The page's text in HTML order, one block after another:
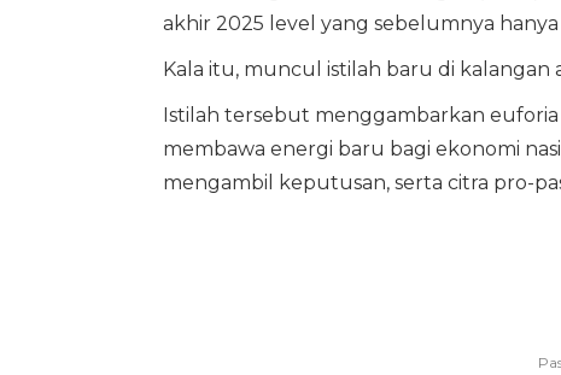
akhir 2025 level yang sebelumnya
Kala itu, muncul istilah baru di kalangan
Istilah tersebut menggambarkan
membawa energi baru bagi ekonomi
mengambil keputusan, serta citra pro-